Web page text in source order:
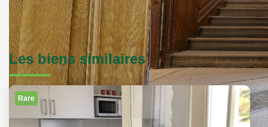
Les biens similaires
Rare